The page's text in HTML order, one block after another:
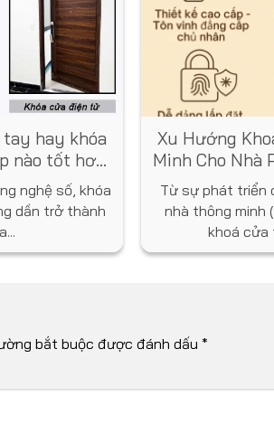
tay hay khóa
nào tốt hơn
bạn?
nghệ số, khóa
dần trở thành
Xu Hướng
Minh Cho Nhà
Năm
Từ sự phát triển
nhà thông minh
khoá cửa
bắt buộc được đánh dấu *